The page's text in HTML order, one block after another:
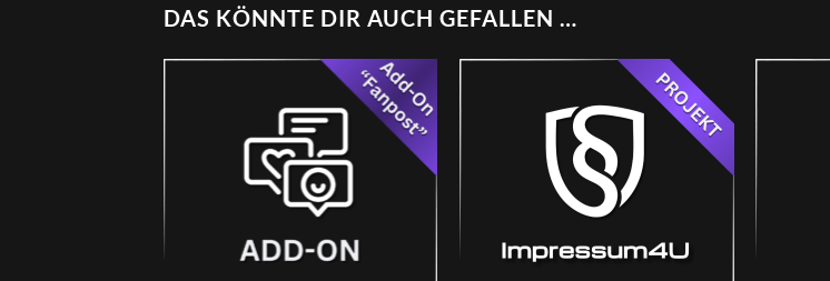
DAS KÖNNTE DIR AUCH GEFALLEN …